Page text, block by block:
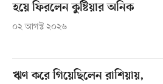
হয়ে ফিরলেন কুষ্টিয়ার অনিক
০২ আগস্ট ২০২৬
ঋণ করে গিয়েছিলেন রাশিয়ায়,